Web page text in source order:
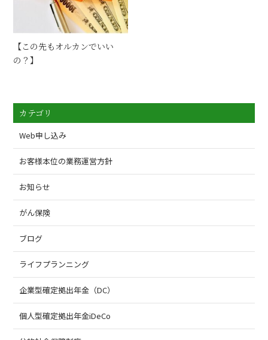
【この先もオルカンでいい
の？】
カテゴリ
Web申し込み
お客様本位の業務運営方針
お知らせ
がん保険
ブログ
ライフプランニング
企業型確定拠出年金（DC）
個人型確定拠出年金iDeCo